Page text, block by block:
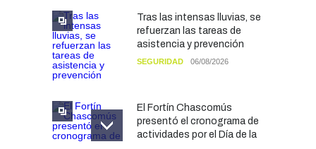
Tras las intensas lluvias, se
refuerzan las tareas de
asistencia y prevención
SEGURIDAD 06/08/2026
El Fortín Chascomús
presentó el cronograma de
actividades por el Día de la